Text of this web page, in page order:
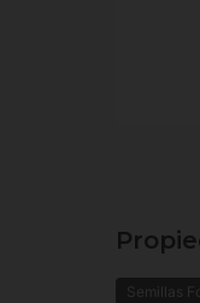
Semillas